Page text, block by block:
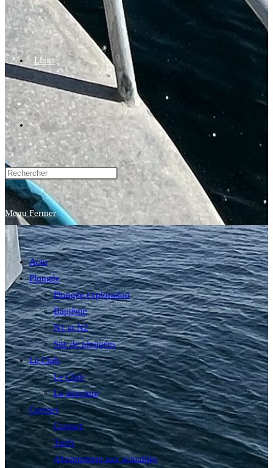
Liens
Toggle
website
search
Menu Fermer
Actu
Plongée
Plongée exploration
Baptême
N1 et N2
Site de plongées
Le Club
Le Club
La structure
Contact
Contact
Tarifs
Abonnement aux actualités